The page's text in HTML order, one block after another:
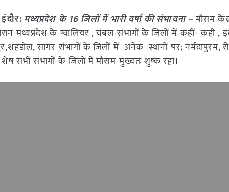
इंदौर: मध्यप्रदेश के 16 जिलों में भारी वर्षा की संभावना –मौसम
मध्यप्रदेश के ग्वालियर , चंबल संभागों के जिलों में कहीं- कही
सागर संभागों के जिलों में अनेक स्थानों पर; नर्मदापुरम,
शेष सभी संभागों के जिलों में मौसम मुख्यतः शुष्क रहा।